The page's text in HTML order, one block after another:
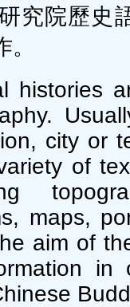
究院歷史
histories
city or
of
maps,
aim of
in